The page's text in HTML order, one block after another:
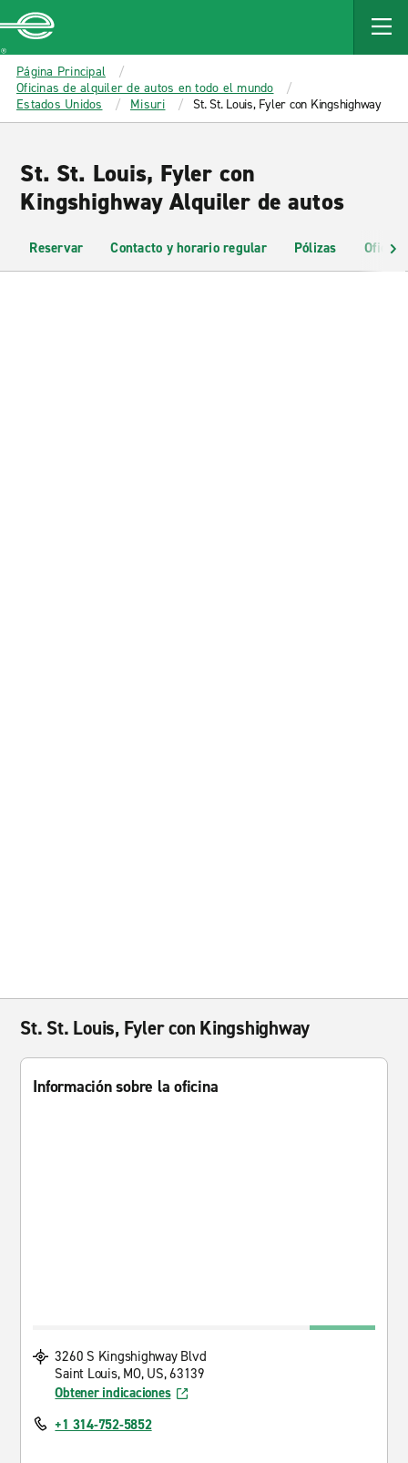
MAIN
CONTENT
Enterprise
Página Principal
Oficinas de alquiler de autos en todo el mundo
Estados Unidos
Misuri St. St. Louis, Fyler con Kingshighway
St. St. Louis, Fyler con
Kingshighway Alquiler de autos
Reservar Contacto y horario regular Pólizas
St. St. Louis, Fyler con Kingshighway
Información sobre la oficina
3260 S Kingshighway Blvd
Saint Louis, MO, US, 63139
Obtener indicaciones
+1 314-752-5852